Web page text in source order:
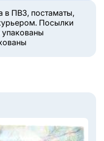
в ПВЗ, постаматы,
Посылки